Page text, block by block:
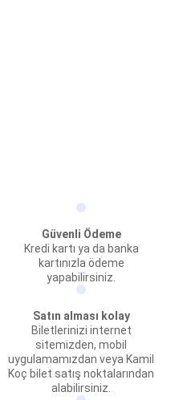
Güvenli Ödeme
Kredi kartı ya da banka
kartınızla ödeme
yapabilirsiniz.
Satın alması kolay
Biletlerinizi internet
sitemizden, mobil
uygulamamızdan veya Kamil
Koç bilet satış noktalarından
alabilirsiniz.